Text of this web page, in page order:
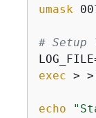
umask
# Setup
exec >
echo